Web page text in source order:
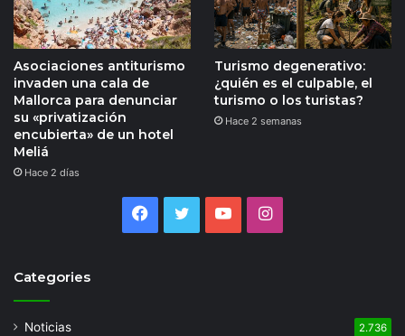
Asociaciones antiturismo
invaden una cala de
Mallorca para denunciar
su «privatización
encubierta» de un hotel
Meliá
Hace 2 días
Turismo degenerativo:
¿quién es el culpable, el
turismo o los turistas?
Hace 2 semanas
Facebook
TwitterYouTubeInstagram
Categories
Noticias 2.736